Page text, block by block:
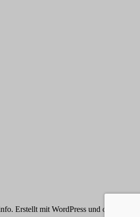
Erstellt mit WordPress und dem